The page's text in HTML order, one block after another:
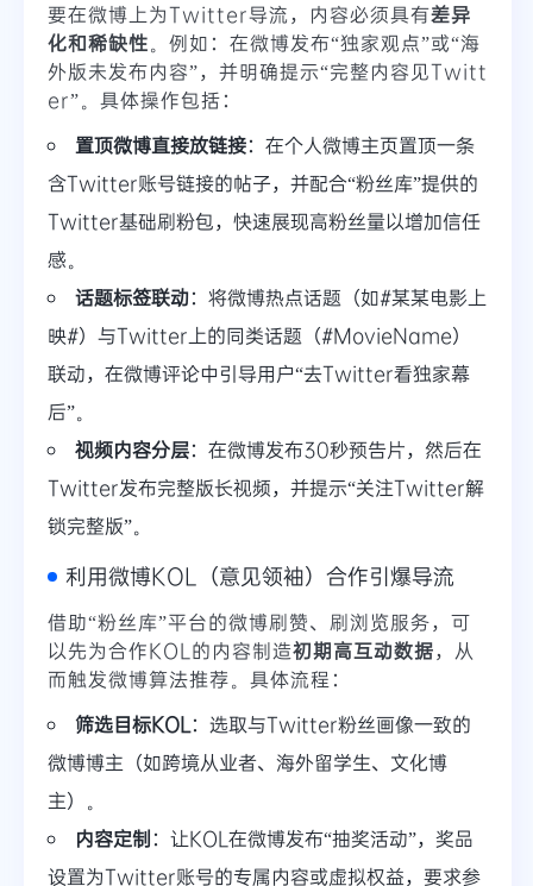
要在微博上为Twitter导流，内容必须具有差异
化和稀缺性。例如：在微博发布“独家观点”或“海
外版未发布内容”，并明确提示“完整内容见Twitt
er”。具体操作包括：
置顶微博直接放链接：在个人微博主页置顶一条
含Twitter账号链接的帖子，并配合“粉丝库”提供的
Twitter基础刷粉包，快速展现高粉丝量以增加信任
感。
话题标签联动：将微博热点话题（如#某某电影上
映#）与Twitter上的同类话题（#MovieName）
联动，在微博评论中引导用户“去Twitter看独家幕
后”。
视频内容分层：在微博发布30秒预告片，然后在
Twitter发布完整版长视频，并提示“关注Twitter解
锁完整版”。
利用微博KOL（意见领袖）合作引爆导流
借助“粉丝库”平台的微博刷赞、刷浏览服务，可
以先为合作KOL的内容制造初期高互动数据，从
而触发微博算法推荐。具体流程：
筛选目标KOL ：选取与Twitter粉丝画像一致的
微博博主（如跨境从业者、海外留学生、文化博
主）。
内容定制：让KOL在微博发布“抽奖活动”，奖品
设置为Twitter账号的专属内容或虚拟权益，要求参